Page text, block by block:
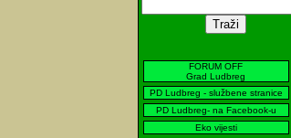
FORUM OFF
Grad Ludbreg
PD Ludbreg - službene stranice
PD Ludbreg- na Facebook-u
Eko vijesti